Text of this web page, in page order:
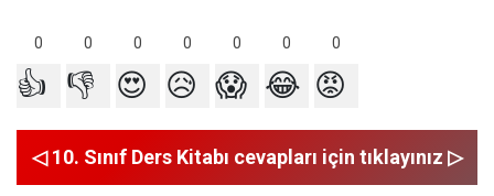
0 0 0 0 0 0 0
👍 👎 😍 😥 😱 😂 😡
◁ 10. Sınıf Ders Kitabı cevapları için tıklayınız ▷